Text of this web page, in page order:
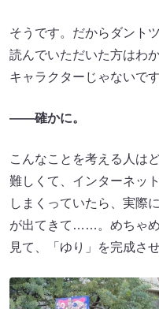
そうです。だからダント
読んでいただいた方はわ
キャラクターじゃないです
――確かに。
こんなことを考える人は
難しくて、インターネッ
しまくっていたら、実際
が出てきて……。めちゃ
見て、「ゆり」を完成さ